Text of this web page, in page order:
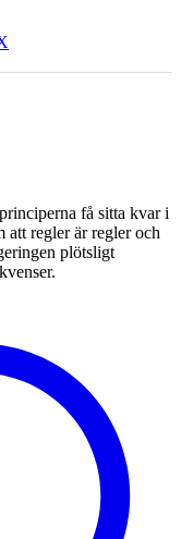
få sitta kvar i
att regler är regler och
plötsligt